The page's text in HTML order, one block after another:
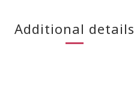
Additional details